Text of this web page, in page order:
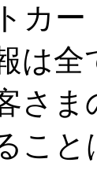
カ
は
さま
こ